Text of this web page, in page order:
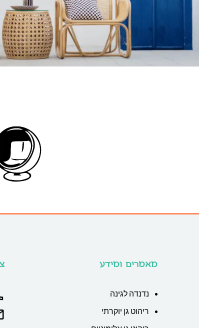
מאמרים ומידע
נדנדה לגינה
ריהוט גן יוקרתי